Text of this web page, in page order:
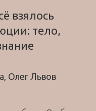
взялось
тело,
Олег Львов